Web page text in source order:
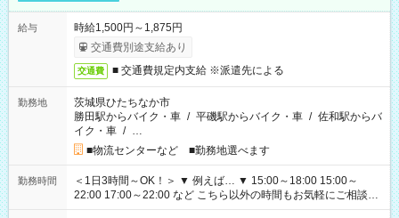
給与
時給1,500円～1,875円
交通費別途支給あり
交通費 ■ 交通費規定内支給 ※派遣先による
勤務地
茨城県ひたちなか市
勝田駅からバイク・車 / 平磯駅からバイク・車 / 佐和駅からバ
イク・車 / …
■物流センターなど ■勤務地選べます
勤務時間
＜1日3時間～OK！＞ ▼ 例えば… ▼ 15:00～18:00 15:00～
22:00 17:00～22:00 など こちら以外の時間もお気軽にご相談く
ださい！